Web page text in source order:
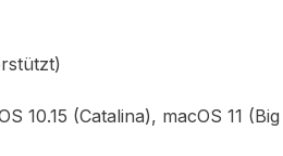
10.15 (Catalina), macOS 11